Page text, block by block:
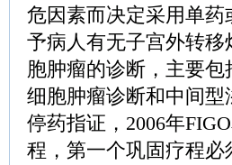
危因素而决定采用单
予病人有无子宫外转
胞肿瘤的诊断，主要
细胞肿瘤诊断和中间
停药指证，2006年
程，第一个巩固疗程